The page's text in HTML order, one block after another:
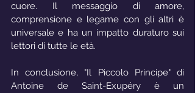
cuore. Il messaggio di amore,
comprensione e legame con gli altri è
universale e ha un impatto duraturo sui
lettori di tutte le età.
In conclusione, "Il Piccolo Principe" di
Antoine de Saint-Exupéry è un